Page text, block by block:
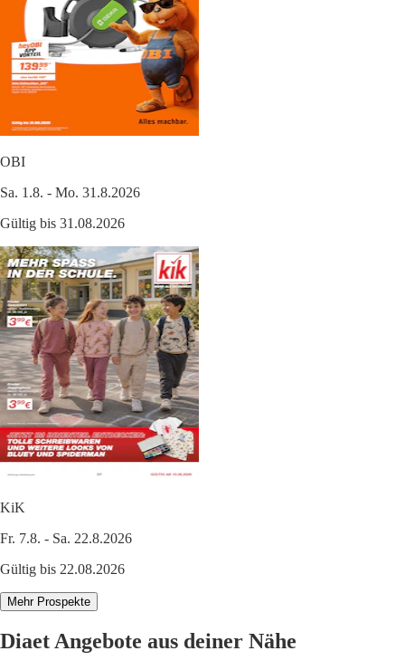
OBI
Sa. 1.8. - Mo. 31.8.2026
Gültig bis 31.08.2026
KiK
Fr. 7.8. - Sa. 22.8.2026
Gültig bis 22.08.2026
Mehr Prospekte
Diaet Angebote aus deiner Nähe